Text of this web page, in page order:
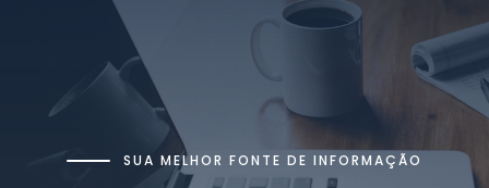
SUA MELHOR FONTE DE INFORMAÇÃO